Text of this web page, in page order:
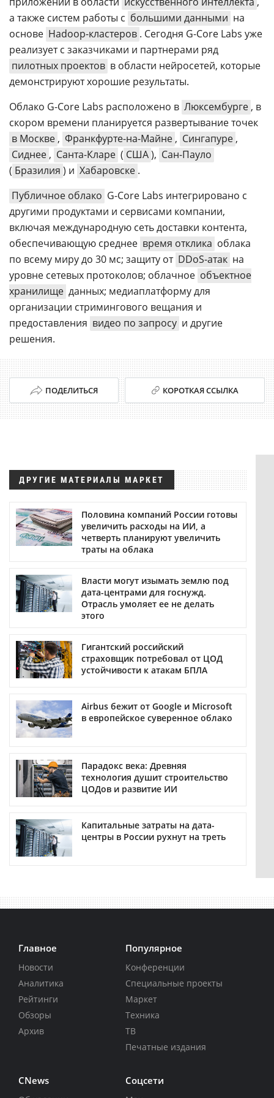
а также систем работы с большими данными на
основе Hadoop-кластеров . Сегодня G-Core Labs уже
реализует с заказчиками и партнерами ряд
пилотных проектов в области нейросетей, которые
демонстрируют хорошие результаты.
Облако G-Core Labs расположено в Люксембурге , в
скором времени планируется развертывание точек
в Москве , Франкфурте-на-Майне , Сингапуре ,
Сиднее , Санта-Кларе ( США), Сан-Пауло
( Бразилия ) и Хабаровске .
Публичное облако G-Core Labs интегрировано с
другими продуктами и сервисами компании,
включая международную сеть доставки контента,
обеспечивающую среднее время отклика облака
по всему миру до 30 мс; защиту от DDoS-атак на
уровне сетевых протоколов; облачное объектное
хранилище данных; медиаплатформу для
организации стримингового вещания и
предоставления видео по запросу и другие
решения.
ПОДЕЛИТЬСЯ КОРОТКАЯ ССЫЛКА
ДРУГИЕ МАТЕРИАЛЫ МАРКЕТ
Половина компаний России готовы
увеличить расходы на ИИ, а
четверть планируют увеличить
траты на облака
Власти могут изымать землю под
дата-центрами для госнужд.
Отрасль умоляет ее не делать
этого
Гигантский российский
страховщик потребовал от ЦОД
устойчивости к атакам БПЛА
Airbus бежит от Google и Microsoft
в европейское суверенное облако
Парадокс века: Древняя
технология душит строительство
ЦОДов и развитие ИИ
Капитальные затраты на дата-
центры в России рухнут на треть
Главное
Новости
Аналитика
Рейтинги
Обзоры
Архив
Популярное
Конференции
Специальные проекты
Маркет
Техника
ТВ
Печатные издания
CNews Соцсети